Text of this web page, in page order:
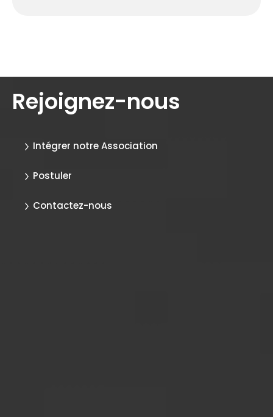
Rejoignez-nous
Intégrer notre Association
Postuler
Contactez-nous